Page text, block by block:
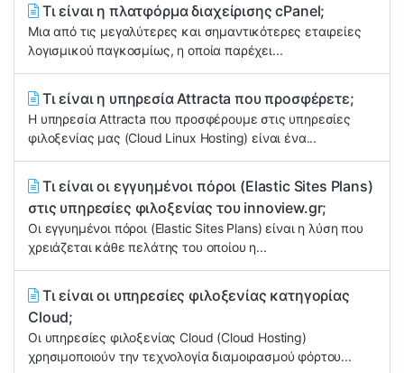
Τι είναι η πλατφόρμα διαχείρισης cPanel;
Μια από τις μεγαλύτερες και σημαντικότερες εταιρείες
λογισμικού παγκοσμίως, η οποία παρέχει...
Τι είναι η υπηρεσία Attracta που προσφέρετε;
Η υπηρεσία Attracta που προσφέρουμε στις υπηρεσίες
φιλοξενίας μας (Cloud Linux Hosting) είναι ένα...
Τι είναι οι εγγυημένοι πόροι (Elastic Sites Plans)
στις υπηρεσίες φιλοξενίας του innoview.gr;
Οι εγγυημένοι πόροι (Elastic Sites Plans) είναι η λύση που
χρειάζεται κάθε πελάτης του οποίου η...
Τι είναι οι υπηρεσίες φιλοξενίας κατηγορίας
Cloud;
Οι υπηρεσίες φιλοξενίας Cloud (Cloud Hosting)
χρησιμοποιούν την τεχνολογία διαμοιρασμού φόρτου...